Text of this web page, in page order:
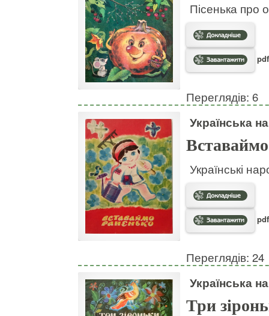
Пісенька про
Переглядів: 6
Українська
Українські
Переглядів: 24
Українська
Три